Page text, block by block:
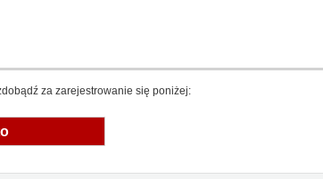
za zarejestrowanie się poniżej: